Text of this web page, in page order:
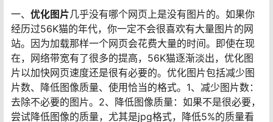
一、 优化图片几乎没有哪个网页上是没有图片的。如果你
经历过56K猫的年代，你一定不会很喜欢有大量图片的网
站。因为加载那样一个网页会花费大量的时间。即使在现
在，网络带宽有了很多的提高，56K猫逐渐淡出，优化图
片以加快网页速度还是很有必要的。优化图片包括减少图
片数、降低图像质量、使用恰当的格式。1、减少图片数：
去除不必要的图片。2、降低图像质量：如果不是很必要，
尝试降低图像的质量，尤其是jpg格式，降低5%的质量看